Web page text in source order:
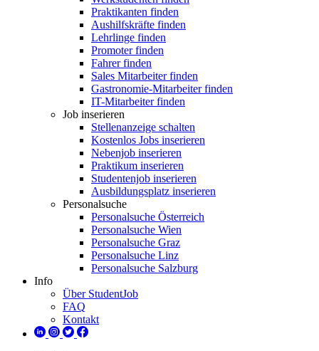
Praktikanten finden
Aushilfskräfte finden
Lehrlinge finden
Promoter finden
Fahrer finden
Sales Mitarbeiter finden
Gastronomie-Mitarbeiter finden
IT-Mitarbeiter finden
Job inserieren
Stellenanzeige schalten
Kostenlos Jobs inserieren
Nebenjob inserieren
Praktikum inserieren
Studentenjob inserieren
Ausbildungsplatz inserieren
Personalsuche
Personalsuche Österreich
Personalsuche Wien
Personalsuche Graz
Personalsuche Linz
Personalsuche Salzburg
Info
Über StudentJob
FAQ
Kontakt